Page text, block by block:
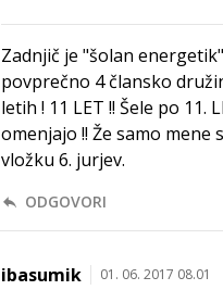
Zadnjič je "šolan
povprečno 4 člansko
letih ! 11 LET !! Šele po
omenjajo !! Že samo
vložku 6. jurjev.
ODGOVORI
ibasumik 01. 06. 2017 08.01